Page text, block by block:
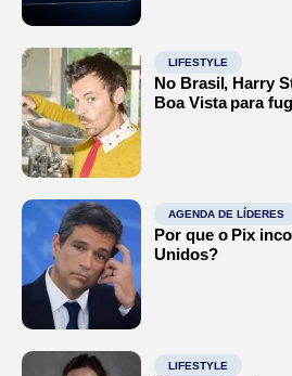
LIFESTYLE
No Brasil, Harry
Boa Vista para
AGENDA DE LÍDERES
Por que o Pix
Unidos?
LIFESTYLE